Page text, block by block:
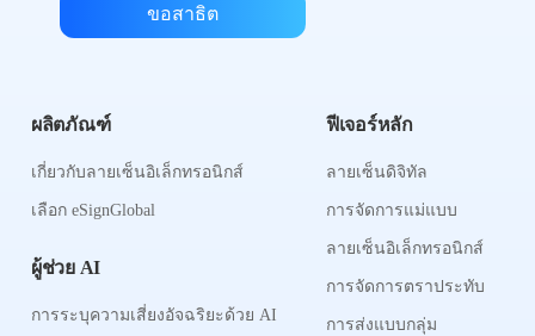
ขอสาธิต
ผลิตภัณฑ์
เกี่ยวกับลายเซ็นอิเล็กทรอนิกส์
เลือก eSignGlobal
ผู้ช่วย AI
การระบุความเสี่ยงอัจฉริยะด้วย AI
ฟีเจอร์หลัก
ลายเซ็นดิจิทัล
การจัดการแม่แบบ
ลายเซ็นอิเล็กทรอนิกส์
การจัดการตราประทับ
การส่งแบบกลุ่ม